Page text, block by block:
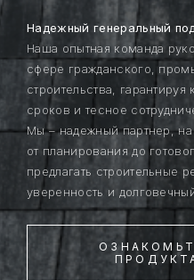
Надежный генеральный
Наша опытная команда
сфере гражданского,
строительства,
сроков и тесное
Мы – надежный партнер,
от планирования до
предлагать строительные
уверенность и долговечный